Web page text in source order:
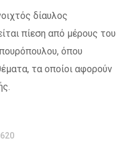
δίαυλος
πίεση από μέρους του
όπου
τα οποίοι αφορούν
620